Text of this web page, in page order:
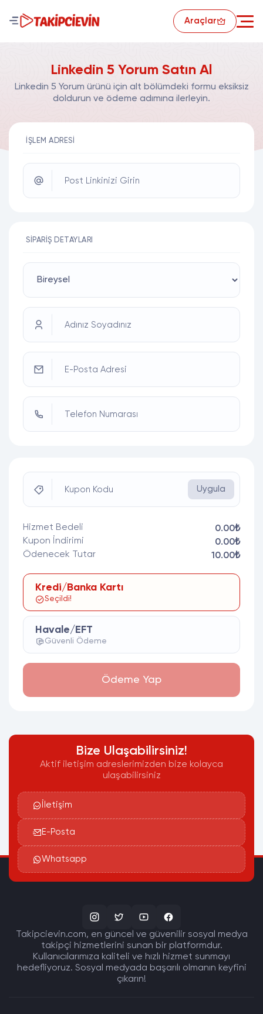
Araçlar
Linkedin 5 Yorum Satın Al
Linkedin 5 Yorum ürünü için alt bölümdeki formu eksiksiz
doldurun ve ödeme adımına ilerleyin.
İŞLEM ADRESI
Post Linkinizi Girin
SIPARIŞ DETAYLARI
Adınız Soyadınız
E-Posta Adresi
Telefon Numarası
Kupon Kodu Uygula
Hizmet Bedeli
0.00₺
Kupon İndirimi
0.00₺
Ödenecek Tutar
10.00₺
Kredi/Banka Kartı
Seçildi!
Havale/EFT
Güvenli Ödeme
Ödeme Yap
Bize Ulaşabilirsiniz!
Aktif iletişim adreslerimizden bize kolayca
ulaşabilirsiniz
İletişim
E-Posta
Whatsapp
Takipcievin.com, en güncel ve güvenilir sosyal medya
takipçi hizmetlerini sunan bir platformdur.
Kullanıcılarımıza kaliteli ve hızlı hizmet sunmayı
hedefliyoruz. Sosyal medyada başarılı olmanın keyfini
çıkarın!